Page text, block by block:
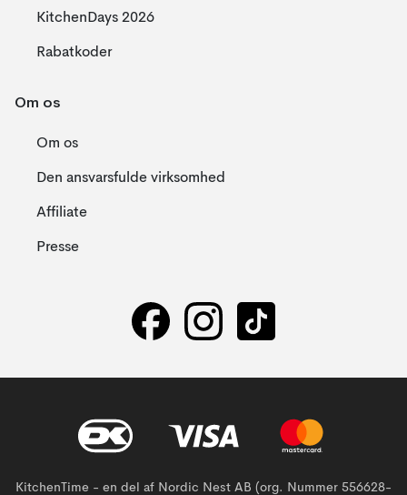
KitchenDays 2026
Rabatkoder
Om os
Om os
Den ansvarsfulde virksomhed
Affiliate
Presse
KitchenTime - en del af Nordic Nest AB (org. Nummer 556628-